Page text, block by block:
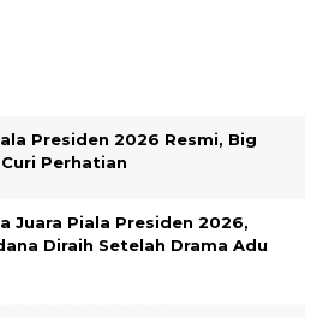
Presiden 2026 Resmi, Big
Perhatian
Juara Piala Presiden 2026,
Diraih Setelah Drama Adu